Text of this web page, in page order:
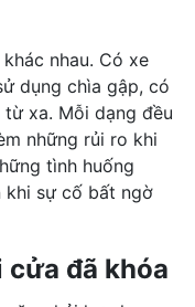
nhau. Có xe
dụng chìa gập, có
xa. Mỗi dạng đều
những rủi ro khi
tình huống
khi sự cố bất ngờ
cửa đã khóa